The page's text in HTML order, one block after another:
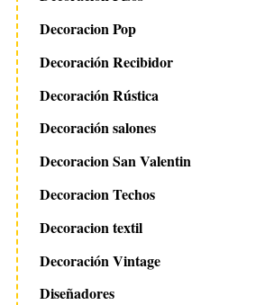
Decoracion Pop
Decoración Recibidor
Decoración Rústica
Decoración salones
Decoracion San Valentin
Decoracion Techos
Decoracion textil
Decoración Vintage
Diseñadores